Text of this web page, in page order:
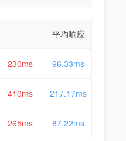
平均响应
230ms 96.33ms
410ms 217.17ms
265ms 87.22ms